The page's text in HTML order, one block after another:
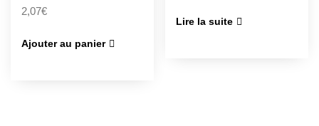
2,07€
Ajouter au panier
Lire la suite